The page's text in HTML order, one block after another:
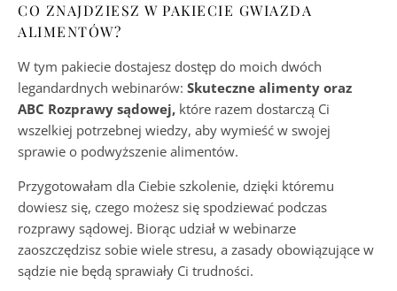
CO ZNAJDZIESZ W PAKIECIE GWIAZDA
ALIMENTÓW?
W tym pakiecie dostajesz dostęp do moich dwóch
legandardnych webinarów: Skuteczne alimenty oraz
ABC Rozprawy sądowej, które razem dostarczą Ci
wszelkiej potrzebnej wiedzy, aby wymieść w swojej
sprawie o podwyższenie alimentów.
Przygotowałam dla Ciebie szkolenie, dzięki któremu
dowiesz się, czego możesz się spodziewać podczas
rozprawy sądowej. Biorąc udział w webinarze
zaoszczędzisz sobie wiele stresu, a zasady obowiązujące w
sądzie nie będą sprawiały Ci trudności.